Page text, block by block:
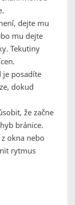
dejte mu
mu dejte
Tekutiny
je posadíte
dokud
že začne
bránice.
okna nebo
rytmus